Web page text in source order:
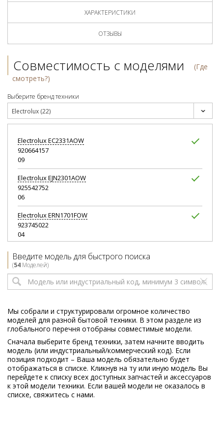
ХАРАКТЕРИСТИКИ
ОТЗЫВЫ
Совместимость с моделями
(Где
смотреть?)
Выберите бренд техники
Electrolux (22)
ElectroluxEC2331AOW
920664157
09
ElectroluxEJN2301AOW
925542752
06
ElectroluxERN1701FOW
923745022
04
933012230
02
ElectroluxERT1501FOW3
03
ElectroluxERT1501FOX3
933012231
01
ElectroluxEUT1100AOW
933014834
01
Введите модель для быстрого поиска
(54 Моделей)
Мы собрали и структурировали огромное количество
моделей для разной бытовой техники. В этом разделе из
глобального перечня отобраны совместимые модели.
Сначала выберите бренд техники, затем начните вводить
модель (или индустриальный/коммерческий код). Если
позиция подходит – Ваша модель обязательно будет
отображаться в списке. Кликнув на ту или иную модель Вы
перейдете к списку всех доступных запчастей и аксессуаров
к этой модели техники. Если вашей модели не оказалось в
списке, свяжитесь с нами.